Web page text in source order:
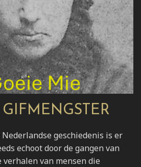
geschiedenis is er
echoot door de gangen van
van mensen die